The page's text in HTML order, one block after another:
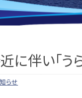
に伴い「う
らせ